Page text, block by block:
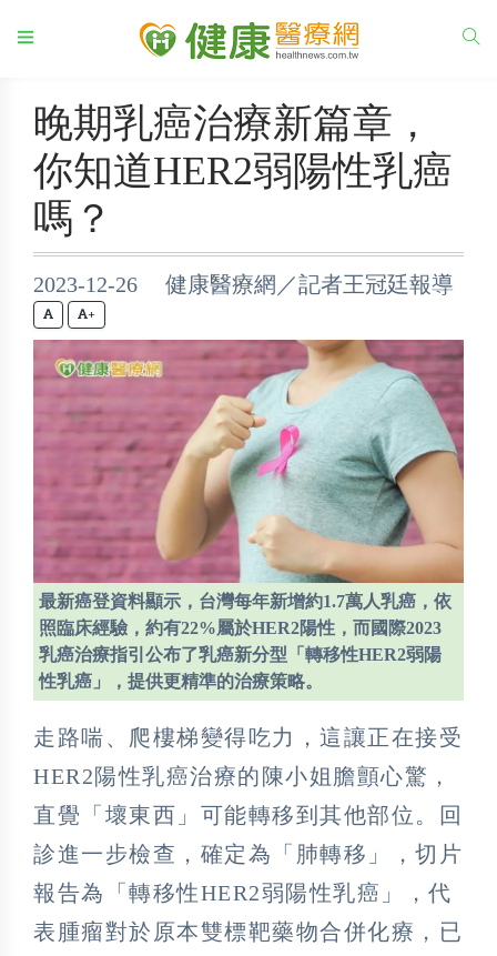
晚期乳癌治療新篇章，
你知道HER2弱陽性乳癌
嗎？
2023-12-26 健康醫療網／記者王冠廷報導
+
最新癌登資料顯示，台灣每年新增約1.7萬人乳癌，依
照臨床經驗，約有22%屬於HER2陽性，而國際2023
乳癌治療指引公布了乳癌新分型「轉移性HER2弱陽
性乳癌」，提供更精準的治療策略。
走路喘、爬樓梯變得吃力，這讓正在接受
HER2陽性乳癌治療的陳小姐膽顫心驚，
直覺「壞東西」可能轉移到其他部位。回
診進一步檢查，確定為「肺轉移」，切片
報告為「轉移性HER2弱陽性乳癌」，代
表腫瘤對於原本雙標靶藥物合併化療，已